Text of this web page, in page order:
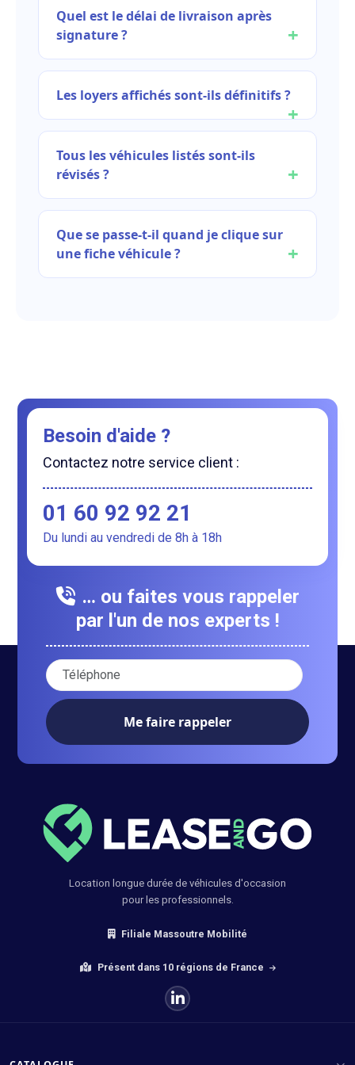
Quel est le délai de livraison après
signature ?
Les loyers affichés sont-ils définitifs ?
Tous les véhicules listés sont-ils
révisés ?
Que se passe-t-il quand je clique sur
une fiche véhicule ?
Besoin d'aide ?
Contactez notre service client :
01 60 92 92 21
Du lundi au vendredi de 8h à 18h
… ou faites vous rappeler
par l'un de nos experts !
Votre numéro de téléphone :
Location longue durée de véhicules d'occasion
pour les professionnels.
Filiale Massoutre Mobilité
Présent dans 10 régions de France